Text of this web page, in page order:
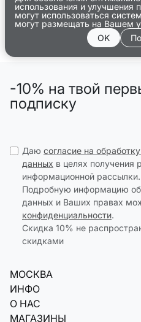
использования и улучшения
могут использоваться
могут размещать на Вашем
OK
-10% на твой
подписку
Даю согласие на
данных в целях получения
информационной рассылки.
Подробную информацию
данных и Ваших правах
конфиденциальности.
Скидка 10% не
скидками
МОСКВА
ИНФО
О НАС
МАГАЗИНЫ